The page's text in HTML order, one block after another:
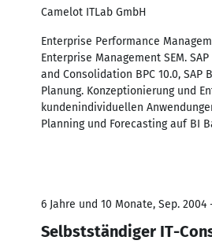
Camelot ITLab GmbH
Enterprise Performance
Enterprise Management SEM.
and Consolidation BPC 10.0, SAP
Planung. Konzeptionierung und
kundenindividuellen
Planning und Forecasting auf BI
6 Jahre und 10 Monate, Sep. 2004
Selbstständiger IT-